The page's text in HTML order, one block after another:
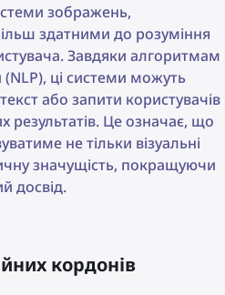
зображень,
здатними до розуміння
Завдяки алгоритмам
ці системи можуть
або запити користувачів
результатів. Це означає, що
не тільки візуальні
значущість, покращуючи
досвід.
кордонів